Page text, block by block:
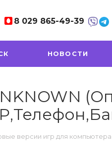
8 029 865-49-39
НОВОСТИ
версии игр для компьютера